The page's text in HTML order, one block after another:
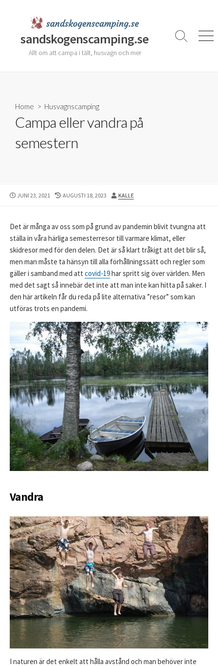
sandskogenscamping.se
Allt om att campa i tält, husvagn och mer
Search
Home > Husvagnscamping
Campa eller vandra på
semestern
PUBLISHED
JUNI 23, 2021
LAST
AUGUSTI 18, 2023 AUTHOR
KALLE
Det är många av oss som på grund av pandemin blivit tvungna att
ställa in våra härliga semesterresor till varmare klimat, eller
skidresor med för den delen. Det är så klart tråkigt att det blir så,
men man måste ta hänsyn till alla förhållningssätt och regler som
gäller i samband med att covid-19har spritt sig över världen. Men
med det sagt så innebär det inte att man inte kan hitta på saker. I
den här artikeln får du reda på lite alternativa ”resor” som kan
utföras trots en pandemi.
Vandra
I naturen är det enkelt att hålla avstånd och man behöver inte